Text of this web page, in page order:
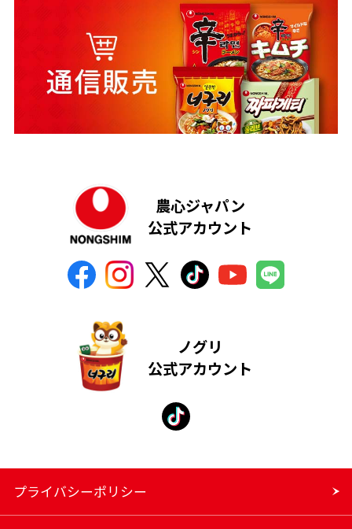
農心ジャパン
公式アカウント
ノグリ
公式アカウント
プライバシーポリシー